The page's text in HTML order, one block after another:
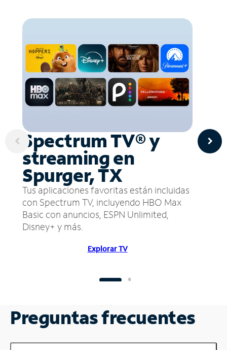
Spectrum TV® y
streaming en
Spurger, TX
Tus aplicaciones favoritas están incluidas
con Spectrum TV, incluyendo HBO Max
Basic con anuncios, ESPN Unlimited,
Disney+ y más.
Explorar TV
Preguntas frecuentes